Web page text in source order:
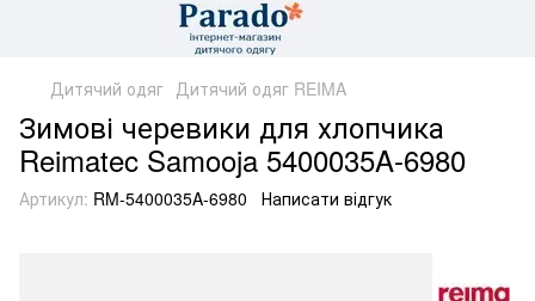
Дитячий одяг Дитячий одяг REIMA
Зимові черевики для хлопчика
Reimatec Samooja 5400035A-6980
Артикул: RM-5400035A-6980 Написати відгук